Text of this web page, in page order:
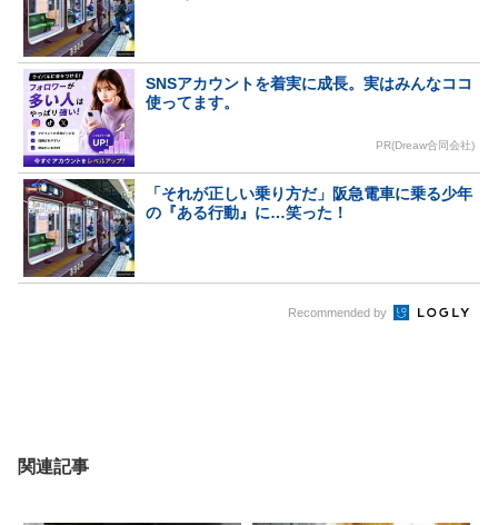
SNSアカウントを着実に成長。実はみんなココ
使ってます。
PR(Dreaw合同会社)
「それが正しい乗り方だ」阪急電車に乗る少年
の『ある行動』に…笑った！
Recommended by
関連記事